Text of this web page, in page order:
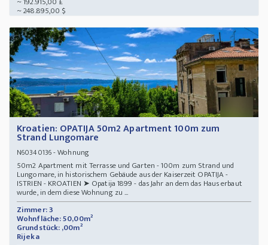
~ 248.895,00 $
Kroatien: OPATIJA 50m2 Apartment 100m zum
Strand Lungomare
N60340136- Wohnung
50m2 Apartment mit Terrasse und Garten - 100m zum Strand und
Lungomare, in historischem Gebäude aus der Kaiserzeit OPATIJA -
ISTRIEN - KROATIEN ➤ Opatija 1899 - das Jahr an dem das Haus erbaut
wurde, in dem diese Wohnung zu ...
Zimmer: 3
Wohnfläche: 50,00m²
Grundstück: ,00m²
Rijeka